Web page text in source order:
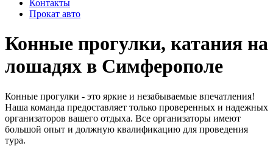
Контакты
Прокат авто
Конные прогулки, катания на
лошадях в Симферополе
Конные прогулки - это яркие и незабываемые впечатления!
Наша команда предоставляет только проверенных и надежных
организаторов вашего отдыха. Все организаторы имеют
большой опыт и должную квалификацию для проведения
тура.